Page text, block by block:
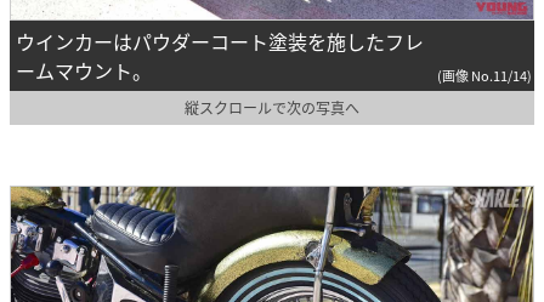
ウインカーはパウダーコート塗装を施したフレ
ームマウント。
(画像 No.11/14)
縦スクロールで次の写真へ